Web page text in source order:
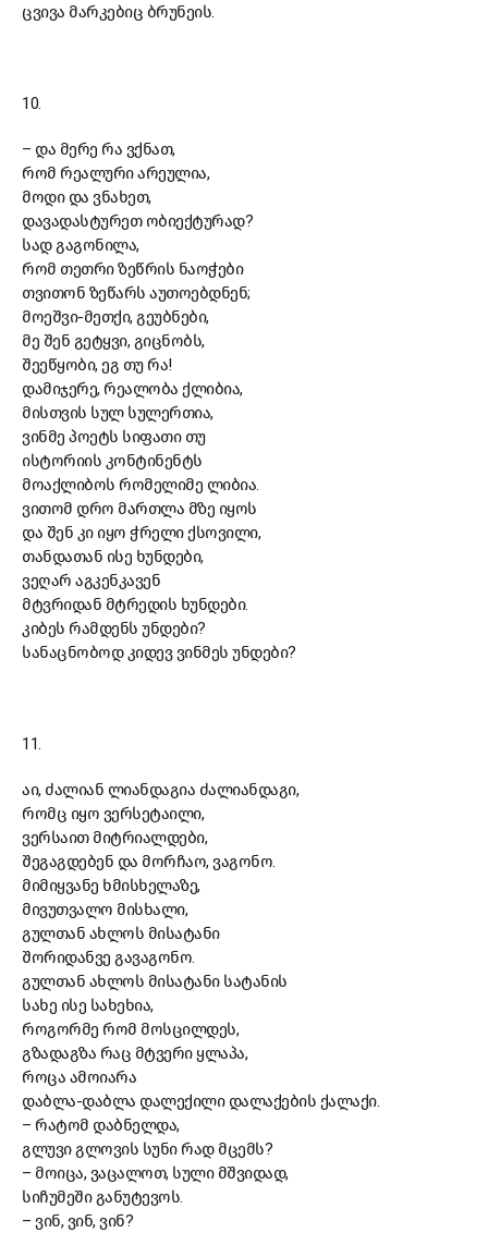
ცვივა მარკებიც ბრუნეის.
10.
– და მერე რა ვქნათ,
რომ რეალური არეულია,
მოდი და ვნახეთ,
დავადასტურეთ ობიექტურად?
სად გაგონილა,
რომ თეთრი ზეწრის ნაოჭები
თვითონ ზეწარს აუთოებდნენ;
მოეშვი-მეთქი, გეუბნები,
მე შენ გეტყვი, გიცნობს,
შეეწყობი, ეგ თუ რა!
დამიჯერე, რეალობა ქლიბია,
მისთვის სულ სულერთია,
ვინმე პოეტს სიფათი თუ
ისტორიის კონტინენტს
მოაქლიბოს რომელიმე ლიბია.
ვითომ დრო მართლა მზე იყოს
და შენ კი იყო ჭრელი ქსოვილი,
თანდათან ისე ხუნდები,
ვეღარ აგკენკავენ
მტვრიდან მტრედის ხუნდები.
კიბეს რამდენს უნდები?
სანაცნობოდ კიდევ ვინმეს უნდები?
11.
აი, ძალიან ლიანდაგია ძალიანდაგი,
რომც იყო ვერსეტაილი,
ვერსაით მიტრიალდები,
შეგაგდებენ და მორჩაო, ვაგონო.
მიმიყვანე ხმისხელაზე,
მივუთვალო მისხალი,
გულთან ახლოს მისატანი
შორიდანვე გავაგონო.
გულთან ახლოს მისატანი სატანის
სახე ისე სახეხია,
როგორმე რომ მოსცილდეს,
გზადაგზა რაც მტვერი ყლაპა,
როცა ამოიარა
დაბლა-დაბლა დალექილი დალაქების ქალაქი.
– რატომ დაბნელდა,
გლუვი გლოვის სუნი რად მცემს?
– მოიცა, ვაცალოთ, სული მშვიდად,
სიჩუმეში განუტევოს.
– ვინ, ვინ, ვინ?